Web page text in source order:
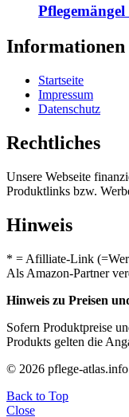
Informationen
Startseite
Impressum
Datenschutz
Rechtliches
Unsere Webseite
Produktlinks bzw.
Hinweis
* = Afilliate-Link
Als Amazon-Partner
Hinweis zu Preisen
Sofern Produktpreise
Produkts gelten die
© 2026 pflege-atlas.info
Back to Top
Close